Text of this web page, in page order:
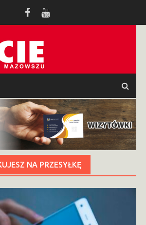
NA PRZESYŁKĘ